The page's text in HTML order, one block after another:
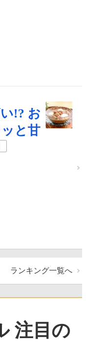
!? お
と甘
ランキング一覧へ
注目の